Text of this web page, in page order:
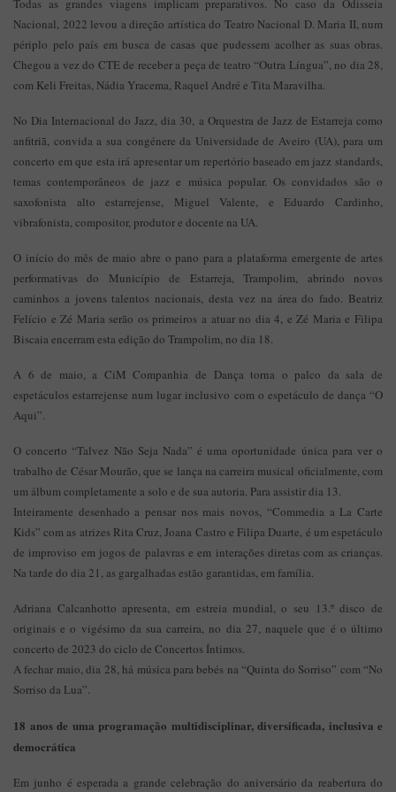
Todas as grandes viagens implicam preparativos. No caso da Odisseia
Nacional, 2022 levou a direção artística do Teatro Nacional D. Maria II, num
périplo pelo país em busca de casas que pudessem acolher as suas obras.
Chegou a vez do CTE de receber a peça de teatro “Outra Língua”, no dia 28,
com Keli Freitas, Nádia Yracema, Raquel André e Tita Maravilha.
No Dia Internacional do Jazz, dia 30, a Orquestra de Jazz de Estarreja como
anfitriã, convida a sua congénere da Universidade de Aveiro (UA), para um
concerto em que esta irá apresentar um repertório baseado em jazz standards,
temas contemporâneos de jazz e música popular. Os convidados são o
saxofonista alto estarrejense, Miguel Valente, e Eduardo Cardinho,
vibrafonista, compositor, produtor e docente na UA.
O início do mês de maio abre o pano para a plataforma emergente de artes
performativas do Município de Estarreja, Trampolim, abrindo novos
caminhos a jovens talentos nacionais, desta vez na área do fado. Beatriz
Felício e Zé Maria serão os primeiros a atuar no dia 4, e Zé Maria e Filipa
Biscaia encerram esta edição do Trampolim, no dia 18.
A 6 de maio, a CiM Companhia de Dança torna o palco da sala de
espetáculos estarrejense num lugar inclusivo com o espetáculo de dança “O
Aqui”.
O concerto “Talvez Não Seja Nada” é uma oportunidade única para ver o
trabalho de César Mourão, que se lança na carreira musical oficialmente, com
um álbum completamente a solo e de sua autoria. Para assistir dia 13.
Inteiramente desenhado a pensar nos mais novos, “Commedia a La Carte
Kids” com as atrizes Rita Cruz, Joana Castro e Filipa Duarte, é um espetáculo
de improviso em jogos de palavras e em interações diretas com as crianças.
Na tarde do dia 21, as gargalhadas estão garantidas, em família.
Adriana Calcanhotto apresenta, em estreia mundial, o seu 13.º disco de
originais e o vigésimo da sua carreira, no dia 27, naquele que é o último
concerto de 2023 do ciclo de Concertos Íntimos.
A fechar maio, dia 28, há música para bebés na “Quinta do Sorriso” com “No
Sorriso da Lua”.
18 anos de uma programação multidisciplinar, diversificada, inclusiva e
democrática
Em junho é esperada a grande celebração do aniversário da reabertura do